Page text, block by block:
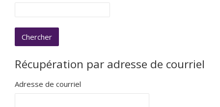
Récupération par adresse de courriel
Adresse de courriel